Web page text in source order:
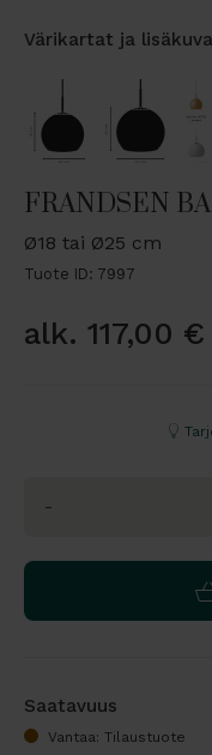
Värikartat ja
FRANDSEN
Ø18 tai Ø25 cm
Tuote ID: 7997
alk. 117,00 €
-
Saatavuus
Vantaa: Tilaustuote